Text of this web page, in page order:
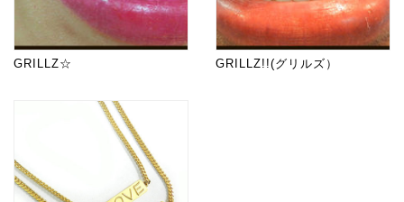
GRILLZ☆ GRILLZ!!(グリルズ）